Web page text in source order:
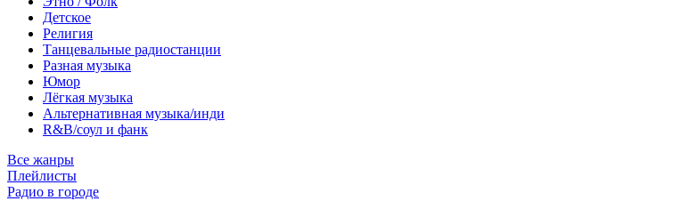
Детское
Религия
Танцевальные радиостанции
Разная музыка
Юмор
Лёгкая музыка
Альтернативная музыка/инди
R&B/cоул и фанк
Все жанры
Плейлисты
Радио в городе